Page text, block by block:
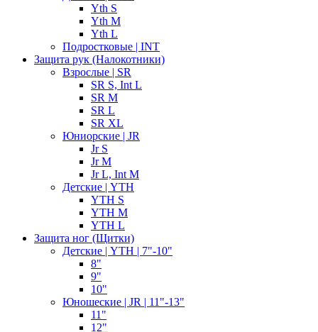
Yth S
Yth M
Yth L
Подростковые | INT
Защита рук (Налокотники)
Взрослые | SR
SR S, Int L
SR M
SR L
SR XL
Юниорские | JR
Jr S
Jr M
Jr L, Int M
Детские | YTH
YTH S
YTH M
YTH L
Защита ног (Щитки)
Детские | YTH | 7"-10"
8"
9"
10"
Юношеские | JR | 11"-13"
11"
12"